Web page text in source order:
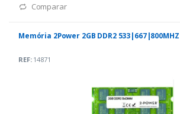
Comparar
Memória 2Power 2GB DDR2 533|667|800MHZ
REF:14871